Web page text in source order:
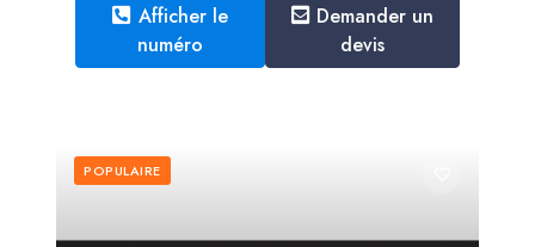
Afficher le
numéro
Demander un
devis
POPULAIRE